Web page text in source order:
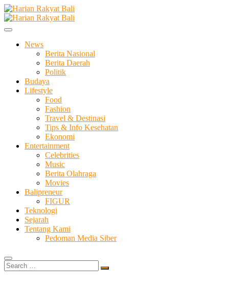
Skip
to
content
Harian Rakyat Bali
Membangun Semangat Kehidupan dan Berbangsa
News
Berita Nasional
Berita Daerah
Politik
Budaya
Lifestyle
Food
Fashion
Travel & Destinasi
Tips & Info Kesehatan
Ekonomi
Entertainment
Celebrities
Music
Berita Olahraga
Movies
Balipreneur
FIGUR
Teknologi
Sejarah
Tentang Kami
Pedoman Media Siber
Search
…